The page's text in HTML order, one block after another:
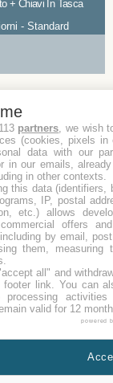
+ Chiavi In Tasca
- Standard
F1
+ Chiavi In Tasca
- Standard
- Standard
partners, we wish
(cookies, pixels
data with our
in our emails,
in other contexts.
this data (identifiers,
IP, postal
etc.) allows
offers
by email,
them, measuring
all" and
footer link. You can
processing
valid for 12
powered